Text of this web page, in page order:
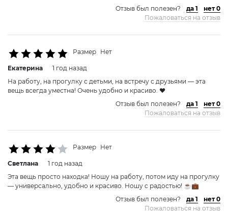
Отзыв был полезен?
да 1
нет 0
Пожаловаться на отзыв
Размер Нет
Екатерина
1 год назад
На работу, на прогулку с детьми, на встречу с друзьями — эта
вещь всегда уместна! Очень удобно и красиво. ❤️
Отзыв был полезен?
да 1
нет 0
Пожаловаться на отзыв
Размер Нет
Светлана
1 год назад
Эта вещь просто находка! Ношу на работу, потом иду на прогулку
— универсально, удобно и красиво. Ношу с радостью! ☕💼
Отзыв был полезен?
да 1
нет 0
Пожаловаться на отзыв